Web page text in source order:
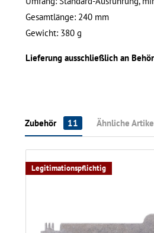
Gesamtlänge: 240 mm
Gewicht: 380 g
Lieferung ausschließlich an
Zubehör 11 Ähnliche
Legitimationspflichtig